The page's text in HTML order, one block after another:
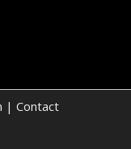
| Contact